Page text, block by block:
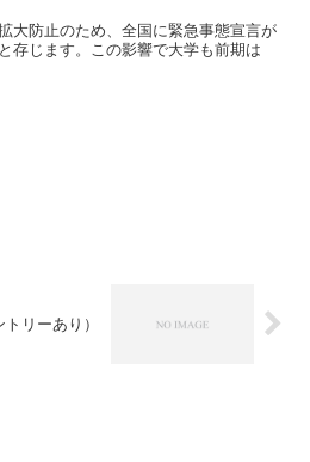
大防止のため、全国に緊急事態宣言が
存じます。この影響で大学も前期は
リーあり）